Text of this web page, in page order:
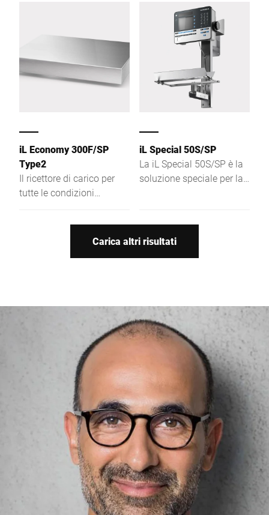
iL Economy 300F/SP
Type2
Il ricettore di carico per
tutte le condizioni
da utilizzare come
iL Special 50S/SP
La iL Special 50S/SP è la
soluzione speciale per la
di carico si trasforma in
l'insaccatrice, il sistema
garantisce un affidabile
controllo del peso del
prodotto. Due aste di
ricezione carico
accolgono i prodotti da
affumicare (porzioni di
prodotto). Per pesare in
modo affidabile i singoli
prodotti si utilizza il piatto
di carico.
Carica altri risultati